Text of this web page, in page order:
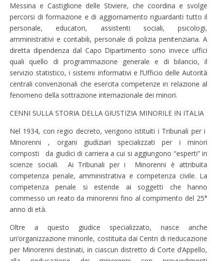
Messina e Castiglione delle Stiviere, che coordina e svolge
percorsi di formazione e di aggiornamento riguardanti tutto il
personale, educatori, assistenti sociali, psicologi,
amministrativi e contabili, personale di polizia penitenziaria. A
diretta dipendenza dal Capo Dipartimento sono invece uffici
quali quello di programmazione generale e di bilancio, il
servizio statistico, i sistemi informativi e l’Ufficio delle Autorità
centrali convenzionali che esercita competenze in relazione al
fenomeno della sottrazione internazionale dei minori.
CENNI SULLA STORIA DELLA GIUSTIZIA MINORILE IN ITALIA
Nel 1934, con regio decreto, vengono istituiti i Tribunali per i
Minorenni , organi giudiziari specializzati per i minori
composti da giudici di carriera a cui si aggiungono “esperti” in
scienze sociali. Ai Tribunali per i Minorenni è attribuita
competenza penale, amministrativa e competenza civile. La
competenza penale si estende ai soggetti che hanno
commesso un reato da minorenni fino al compimento del 25°
anno di età.
Oltre a questo giudice specializzato, nasce anche
un’organizzazione minorile, costituita dai Centri di rieducazione
per Minorenni destinati, in ciascun distretto di Corte d’Appello,